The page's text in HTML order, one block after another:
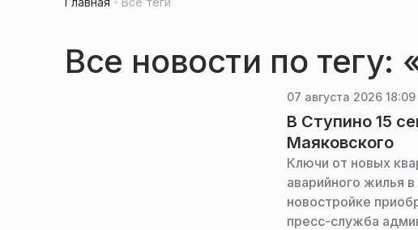
Все новости по
07 августа 2026 18:09
В Ступино 15
Маяковского
Ключи от новых
аварийного жилья
новостройке
пресс-служба